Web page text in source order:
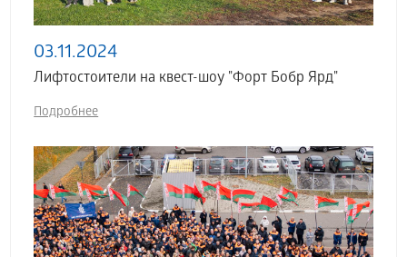
03.11.2024
Лифтостоители на квест-шоу "Форт Бобр Ярд"
Подробнее